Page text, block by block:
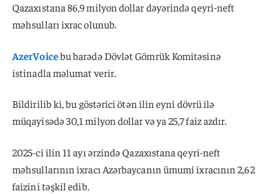
Qazaxıstana 86,9 milyon dollar dəyərində qeyri-neft
məhsulları ixrac olunub.
AzerVoicebu barədə Dövlət Gömrük Komitəsinə
istinadla məlumat verir.
Bildirilib ki, bu göstərici ötən ilin eyni dövrü ilə
müqayisədə 30,1 milyon dollar və ya 25,7 faiz azdır.
2025-ci ilin 11 ayı ərzində Qazaxıstana qeyri-neft
məhsullarının ixracı Azərbaycanın ümumi ixracının 2,62
faizini təşkil edib.